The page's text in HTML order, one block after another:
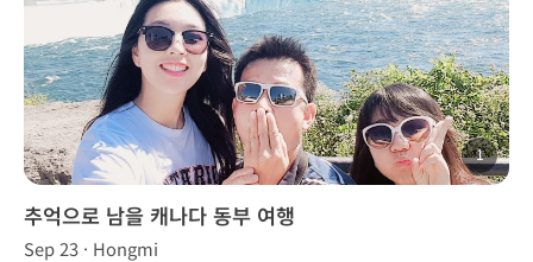
1
추억으로 남을 캐나다 동부 여행
Sep 23 · Hongmi